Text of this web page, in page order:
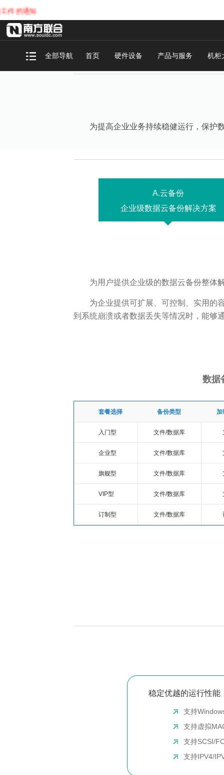
知
全部导航 首页 硬件设备 产品与服务 机柜
为提高企业业务持续稳健运行，保护
A.云备份
企业级数据云备份解决方案
为用户提供企业级的数据云备份整体
为企业提供可扩展、可控制、实用的
到系统崩溃或者数据丢失等情况时，能够
数据
套餐选择 备份类型 加
入门型 文件/数据库
企业型 文件/数据库
旗舰型 文件/数据库
VIP型 文件/数据库
订制型 文件/数据库
稳定优越的运行性能
支持
支持虚拟
支持SCSI/
支持IPV4/